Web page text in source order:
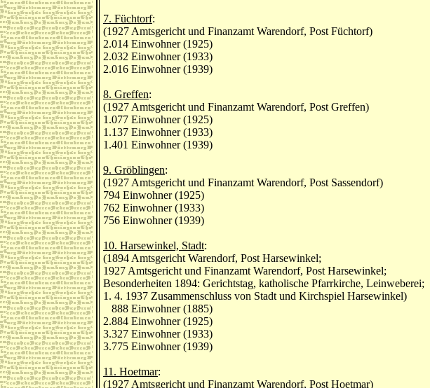
7. Füchtorf:
(1927 Amtsgericht und Finanzamt Warendorf, Post Füchtorf)
2.014 Einwohner (1925)
2.032 Einwohner (1933)
2.016 Einwohner (1939)
8. Greffen:
(1927 Amtsgericht und Finanzamt Warendorf, Post Greffen)
1.077 Einwohner (1925)
1.137 Einwohner (1933)
1.401 Einwohner (1939)
9. Gröblingen:
(1927 Amtsgericht und Finanzamt Warendorf, Post Sassendorf)
794 Einwohner (1925)
762 Einwohner (1933)
756 Einwohner (1939)
10. Harsewinkel, Stadt:
(1894 Amtsgericht Warendorf, Post Harsewinkel;
1927 Amtsgericht und Finanzamt Warendorf, Post Harsewinkel;
Besonderheiten 1894: Gerichtstag, katholische Pfarrkirche, Leinweberei;
1. 4. 1937 Zusammenschluss von Stadt und Kirchspiel Harsewinkel)
888 Einwohner (1885)
2.884 Einwohner (1925)
3.327 Einwohner (1933)
3.775 Einwohner (1939)
11. Hoetmar:
(1927 Amtsgericht und Finanzamt Warendorf, Post Hoetmar)